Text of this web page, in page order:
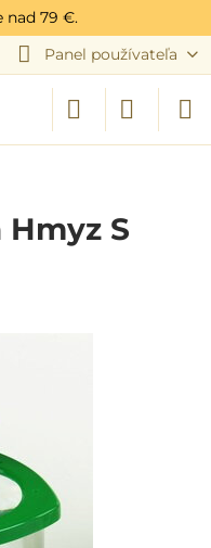
nad 79 €.
Panel používateľa
S